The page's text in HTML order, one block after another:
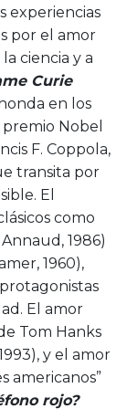
experiencias
por el amor
ciencia y a
Curie
en los
Nobel
F. Coppola,
transita por
El
como
1986)
1960),
El amor
Tom Hanks
y el amor
americanos”
rojo?